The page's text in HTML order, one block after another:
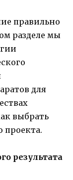
правильно
разделе мы
для
выбрать
проекта.
результата